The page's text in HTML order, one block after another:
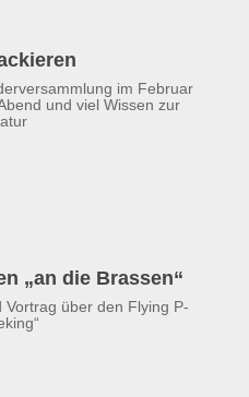
im Februar
und viel Wissen zur
„an die Brassen“
Vortrag über den Flying P-